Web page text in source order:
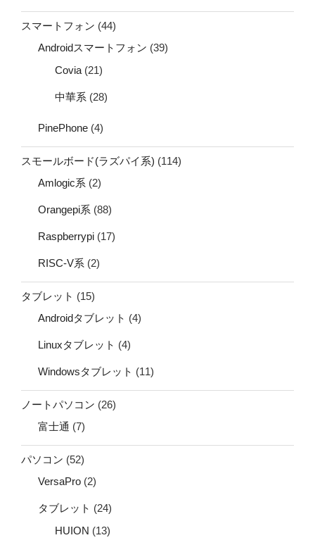
スマートフォン (44)
Androidスマートフォン (39)
Covia (21)
中華系 (28)
PinePhone (4)
スモールボード(ラズパイ系) (114)
Amlogic系 (2)
Orangepi系 (88)
Raspberrypi (17)
RISC-V系 (2)
タブレット (15)
Androidタブレット (4)
Linuxタブレット (4)
Windowsタブレット (11)
ノートパソコン (26)
富士通 (7)
パソコン (52)
VersaPro (2)
タブレット (24)
HUION (13)